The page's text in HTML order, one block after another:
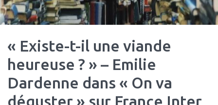
« Existe-t-il une viande
heureuse ? » – Emilie
Dardenne dans « On va
déguster » sur France Inter